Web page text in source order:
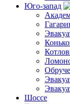
Юго-запад
Шоссе